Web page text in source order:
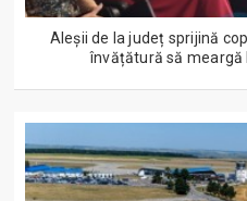
Aleșii de la județ sprijină
învățătură să meargă